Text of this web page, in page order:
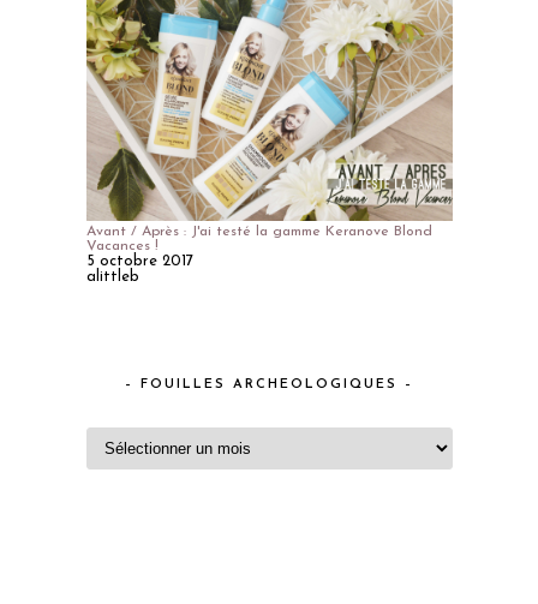
Avant / Après : J'ai testé la gamme Keranove Blond
Vacances !
5 octobre 2017
alittleb
– FOUILLES ARCHEOLOGIQUES –